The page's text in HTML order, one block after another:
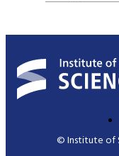
© Institute of